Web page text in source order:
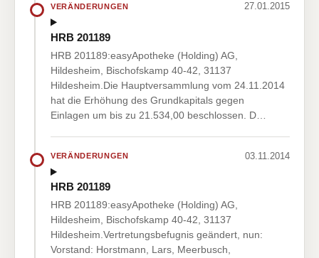
VERÄNDERUNGEN 27.01.2015
HRB 201189
HRB 201189:easyApotheke (Holding) AG,
Hildesheim, Bischofskamp 40-42, 31137
Hildesheim.Die Hauptversammlung vom 24.11.2014
hat die Erhöhung des Grundkapitals gegen
Einlagen um bis zu 21.534,00 beschlossen. D…
VERÄNDERUNGEN 03.11.2014
HRB 201189
HRB 201189:easyApotheke (Holding) AG,
Hildesheim, Bischofskamp 40-42, 31137
Hildesheim.Vertretungsbefugnis geändert, nun:
Vorstand: Horstmann, Lars, Meerbusch,